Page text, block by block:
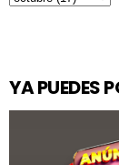
YA PUEDES